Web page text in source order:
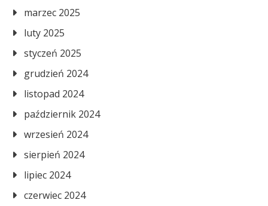
marzec 2025
luty 2025
styczeń 2025
grudzień 2024
listopad 2024
październik 2024
wrzesień 2024
sierpień 2024
lipiec 2024
czerwiec 2024